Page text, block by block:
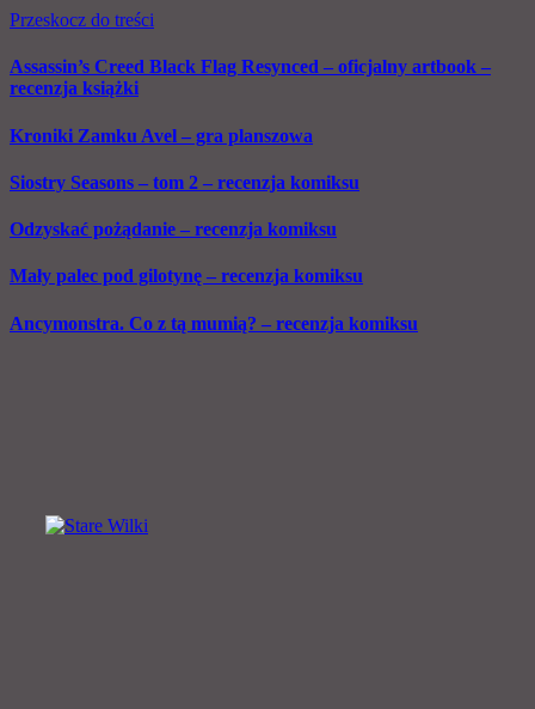
Przeskocz do treści
Assassin’s Creed Black Flag Resynced – oficjalny artbook –
recenzja książki
Kroniki Zamku Avel – gra planszowa
Siostry Seasons – tom 2 – recenzja komiksu
Odzyskać pożądanie – recenzja komiksu
Mały palec pod gilotynę – recenzja komiksu
Ancymonstra. Co z tą mumią? – recenzja komiksu